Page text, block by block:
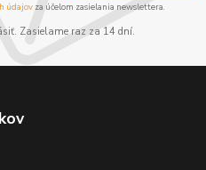
údajov za účelom zasielania newslettera.
Zasielame raz za 14 dní.